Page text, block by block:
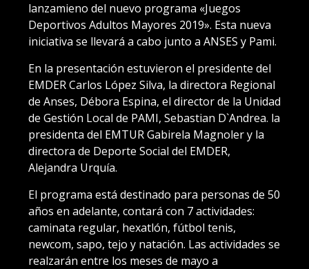
lanzamieno del nuevo programa «Juegos
Deportivos Adultos Mayores 2019». Esta nueva
iniciativa se llevará a cabo junto a ANSES y Pami.
En la presentación estuvieron el presidente del
EMDER Carlos López Silva, la directora Regional
de Anses, Débora Espina, el director de la Unidad
de Gestión Local de PAMI, Sebastian D`Andrea. la
presidenta del EMTUR Gabirela Magnoler y la
directora de Deporte Social del EMDER,
Alejandra Urquía.
El programa está destinado para personas de 50
años en adelante, contará con 7 actividades:
caminata regular, hexatlón, fútbol tenis,
newcom, sapo, tejo y natación. Las actividades se
realzarán entre los meses de mayo a